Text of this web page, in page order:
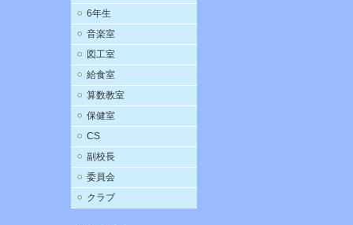
6年生
音楽室
図工室
給食室
算数教室
保健室
CS
副校長
委員会
クラブ